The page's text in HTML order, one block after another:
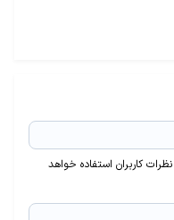
کاربران استفاده خواهد